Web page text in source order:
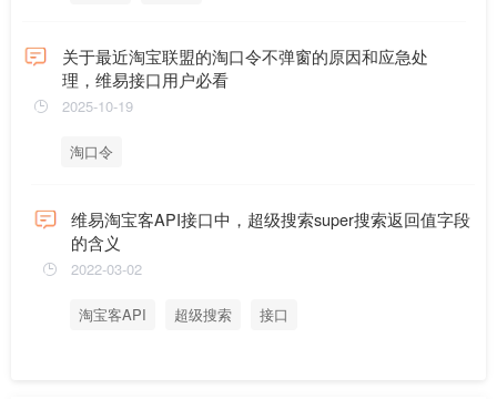
关于最近淘宝联盟的淘口令不弹窗的原因和应急处
理，维易接口用户必看
2025-10-19
淘口令
维易淘宝客API接口中，超级搜索super搜索返回值字段
的含义
2022-03-02
淘宝客API 超级搜索 接口